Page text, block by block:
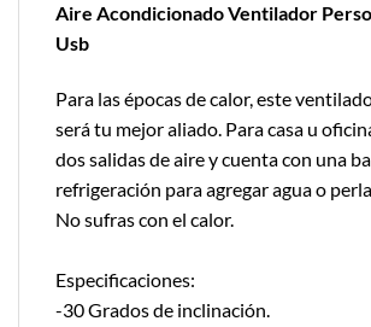
Aire Acondicionado Ventilador
Usb
Para las épocas de calor, este
será tu mejor aliado. Para casa u
dos salidas de aire y cuenta con una
refrigeración para agregar agua o
No sufras con el calor.
Especificaciones:
-30 Grados de inclinación.